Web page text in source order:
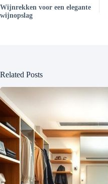
Wijnrekken voor een elegante
wijnopslag
Related Posts